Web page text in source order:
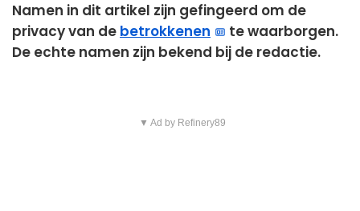
Namen in dit artikel zijn gefingeerd om de
privacy van de betrokkenen
te waarborgen.
De echte namen zijn bekend bij de redactie.
▼ Ad by Refinery89